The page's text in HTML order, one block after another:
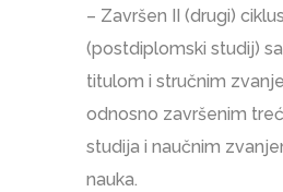
– Završen II (drugi) ciklus
(postdiplomski studij)
titulom i stručnim
odnosno završenim
studija i naučnim
nauka.